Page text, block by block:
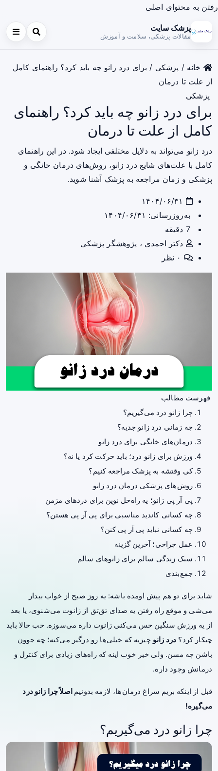
رفتن به محتوای اصلی
پزشک سایت
مقالات پزشکی، سلامت و آموزش
خانه / پزشکی / برای درد زانو چه باید کرد؟ راهنمای کامل
از علت تا درمان
پزشکی
برای درد زانو چه باید کرد؟ راهنمای
کامل از علت تا درمان
درد زانو می‌تواند به دلایل مختلفی ایجاد شود. در این راهنمای
کامل با علت‌های شایع درد زانو، روش‌های درمان خانگی و
پزشکی و زمان مراجعه به پزشک آشنا شوید.
به‌روزرسانی: ۱۴۰۴/۰۶/۳۱
7 دقیقه
دکتر احمدی ، پژوهشگر پزشکی
فهرست مطالب
چرا زانو درد می‌گیریم؟
چه زمانی درد زانو جدیه؟
درمان‌های خانگی برای درد زانو
ورزش برای زانو درد؛ باید حرکت کرد یا نه؟
کی وقتشه به پزشک مراجعه کنیم؟
روش‌های پزشکی درمان درد زانو
پی آر پی زانو؛ یه راه‌حل نوین برای دردهای مزمن
چه کسانی کاندید مناسبی برای پی آر پی هستن؟
چه کسانی نباید پی آر پی کنن؟
عمل جراحی؛ آخرین گزینه
سبک زندگی سالم برای زانوهای سالم
جمع‌بندی
شاید برای تو هم پیش اومده باشه: یه روز صبح از خواب بیدار
می‌شی و موقع راه رفتن یه صدای تق‌تق از زانوت می‌شنوی، یا بعد
از یه ورزش سنگین حس می‌کنی زانوت داره می‌سوزه. خب حالا باید
چیکار کرد؟ درد زانو چیزیه که خیلی‌ها رو درگیر می‌کنه؛ چه جوون
باشن چه مسن. ولی خبر خوب اینه که راه‌های زیادی برای کنترل و
درمانش وجود داره.
قبل از اینکه بریم سراغ درمان‌ها، لازمه بدونیم اصلاً چرا زانو درد
می‌گیره!
چرا زانو درد می‌گیریم؟